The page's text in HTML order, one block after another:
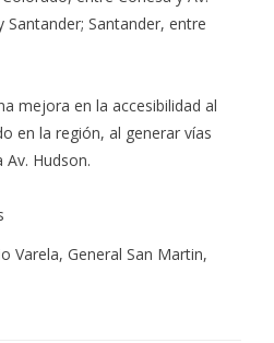
Santander; Santander, entre
mejora en la accesibilidad al
en la región, al generar vías
Hudson.
Varela, General San Martin,